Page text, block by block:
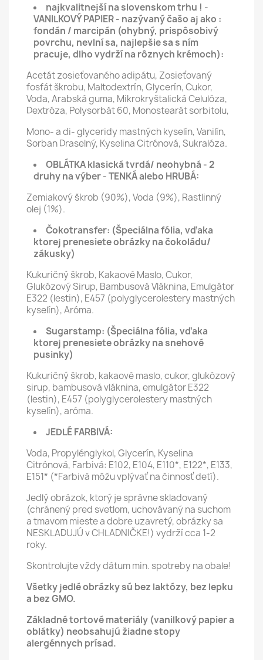
najkvalitnejší na slovenskom trhu ! -
VANILKOVÝ PAPIER - nazývaný čašo aj ako :
fondán / marcipán (ohybný, prispôsobivý
povrchu, nevlní sa, najlepšie sa s ním
pracuje, dlho vydrží na rôznych krémoch):
Acetát zosieťovaného adipátu, Zosieťovaný
fosfát škrobu, Maltodextrín, Glycerín, Cukor,
Voda, Arabská guma, Mikrokryštalická Celulóza,
Dextróza, Polysorbát 60, Monostearát sorbitolu,
Mono- a di- glyceridy mastných kyselín, Vanilín,
Sorban Draselný, Kyselina Citrónová, Sukralóza.
OBLÁTKA klasická tvrdá/ neohybná - 2
druhy na výber - TENKÁ alebo HRUBÁ:
Zemiakový škrob (90%), Voda (9%), Rastlinný
olej (1%).
Čokotransfer: (Špeciálna fólia, vďaka
ktorej prenesiete obrázky na čokoládu/
zákusky)
Kukuričný škrob, Kakaové Maslo, Cukor,
Glukózový Sirup, Bambusová Vláknina, Emulgátor
E322 (lestin), E457 (polyglycerolestery mastných
kyselín), Aróma.
Sugarstamp: (Špeciálna fólia, vďaka
ktorej prenesiete obrázky na snehové
pusinky)
Kukuričný škrob, kakaové maslo, cukor, glukózový
sirup, bambusová vláknina, emulgátor E322
(lestin), E457 (polyglycerolestery mastných
kyselín), aróma.
JEDLÉ FARBIVÁ:
Voda, Propylénglykol, Glycerín, Kyselina
Citrónová, Farbivá: E102, E104, E110*, E122*, E133,
E151* (*Farbivá môžu vplývať na činnosť detí).
Jedlý obrázok, ktorý je správne skladovaný
(chránený pred svetlom, uchovávaný na suchom
a tmavom mieste a dobre uzavretý, obrázky sa
NESKLADUJÚ v CHLADNIČKE!) vydrží cca 1-2
roky.
Skontrolujte vždy dátum min. spotreby na obale!
Všetky jedlé obrázky sú bez laktózy, bez lepku
a bez GMO.
Základné tortové materiály (vanilkový papier a
oblátky) neobsahujú žiadne stopy
alergénnych prísad.